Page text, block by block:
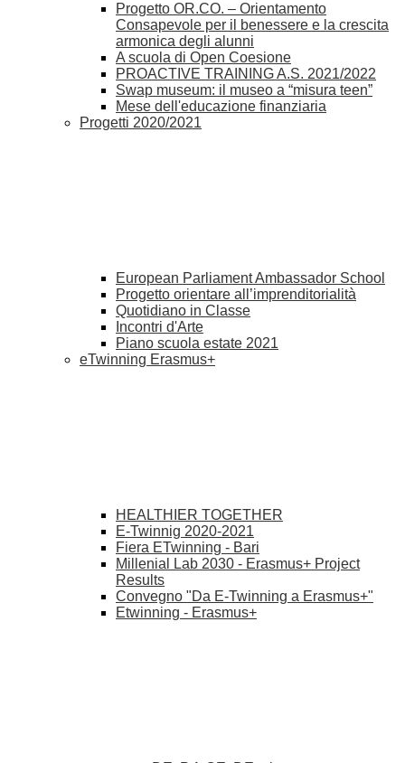
Progetto OR.CO. – Orientamento
Consapevole per il benessere e la crescita
armonica degli alunni
A scuola di Open Coesione
PROACTIVE TRAINING A.S. 2021/2022
Swap museum: il museo a “misura teen”
Mese dell'educazione finanziaria
Progetti 2020/2021
European Parliament Ambassador School
Progetto orientare all’imprenditorialità
Quotidiano in Classe
Incontri d'Arte
Piano scuola estate 2021
eTwinning Erasmus+
HEALTHIER TOGETHER
E-Twinnig 2020-2021
Fiera ETwinning - Bari
Millenial Lab 2030 - Erasmus+ Project
Results
Convegno "Da E-Twinning a Erasmus+"
Etwinning - Erasmus+